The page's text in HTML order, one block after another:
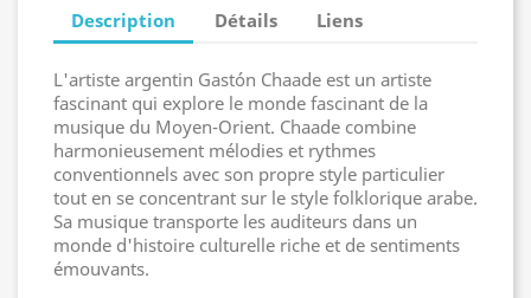
Description Détails Liens
L'artiste argentin Gastón Chaade est un artiste
fascinant qui explore le monde fascinant de la
musique du Moyen-Orient. Chaade combine
harmonieusement mélodies et rythmes
conventionnels avec son propre style particulier
tout en se concentrant sur le style folklorique arabe.
Sa musique transporte les auditeurs dans un
monde d'histoire culturelle riche et de sentiments
émouvants.